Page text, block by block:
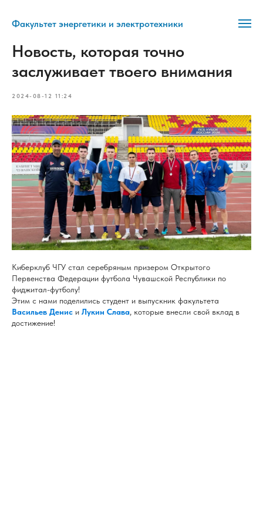
Факультет энергетики и электротехники
Новость, которая точно
заслуживает твоего внимания
2024-08-12 11:24
Киберклуб ЧГУ стал серебряным призером Открытого
Первенства Федерации футбола Чувашской Республики по
фиджитал-футболу!
Этим с нами поделились студент и выпускник факультета
Васильев Денис и Лукин Слава, которые внесли свой вклад в
достижение!